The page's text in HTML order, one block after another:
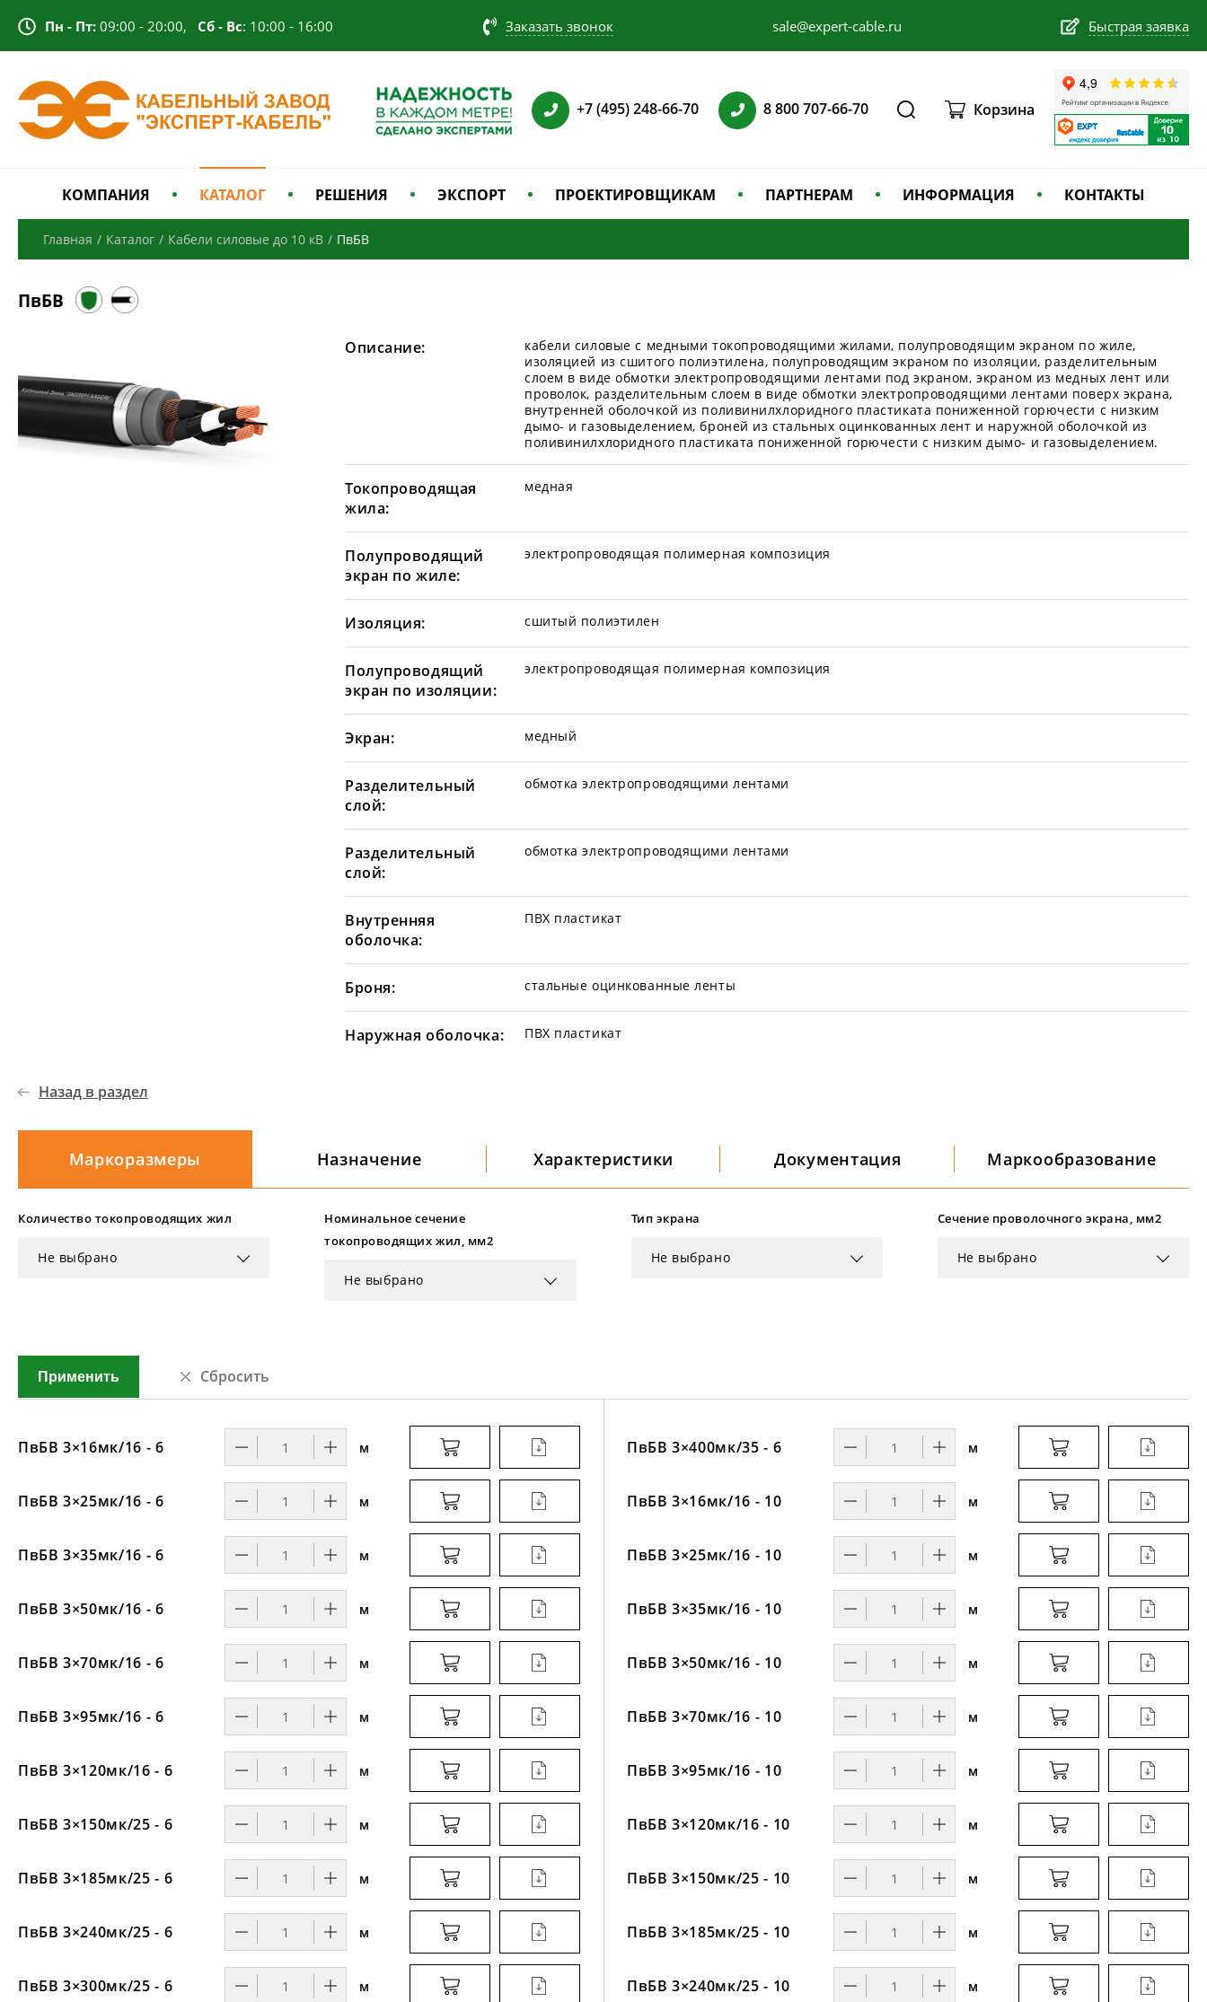
Пн - Пт: 09:00 - 20:00, Сб - Вс: 10:00 - 16:00 Заказать звонок sale@expert-cable.ru Быстрая заявка
+7 (495) 248-66-70 8 800 707-66-70 Корзина
КОМПАНИЯ КАТАЛОГ РЕШЕНИЯ ЭКСПОРТ ПРОЕКТИРОВЩИКАМ ПАРТНЕРАМ ИНФОРМАЦИЯ КОНТАКТЫ
Главная / Каталог / Кабели силовые до 10 кВ / ПвБВ
ПвБВ
Описание:
кабели силовые с медными токопроводящими жилами, полупроводящим экраном по жиле,
изоляцией из сшитого полиэтилена, полупроводящим экраном по изоляции, разделительным
слоем в виде обмотки электропроводящими лентами под экраном, экраном из медных лент или
проволок, разделительным слоем в виде обмотки электропроводящими лентами поверх экрана,
внутренней оболочкой из поливинилхлоридного пластиката пониженной горючести с низким
дымо- и газовыделением, броней из стальных оцинкованных лент и наружной оболочкой из
поливинилхлоридного пластиката пониженной горючести с низким дымо- и газовыделением.
Токопроводящая
жила:
медная
Полупроводящий
экран по жиле:
электропроводящая полимерная композиция
Изоляция: сшитый полиэтилен
Полупроводящий
экран по изоляции:
электропроводящая полимерная композиция
Экран: медный
Разделительный
слой:
обмотка электропроводящими лентами
Разделительный
слой:
обмотка электропроводящими лентами
Внутренняя
оболочка:
ПВХ пластикат
Броня: стальные оцинкованные ленты
Наружная оболочка: ПВХ пластикат
Назад в раздел
Маркоразмеры Назначение Характеристики Документация Маркообразование
Количество токопроводящих жил
Не выбрано
Номинальное сечение
токопроводящих жил, мм2
Не выбрано
Тип экрана
Не выбрано
Сечение проволочного экрана, мм2
Не выбрано
Применить Сбросить
ПвБВ 3×16мк/16 - 6 м
ПвБВ 3×25мк/16 - 6 м
ПвБВ 3×35мк/16 - 6 м
ПвБВ 3×50мк/16 - 6 м
ПвБВ 3×70мк/16 - 6 м
ПвБВ 3×95мк/16 - 6 м
ПвБВ 3×120мк/16 - 6 м
ПвБВ 3×150мк/25 - 6 м
ПвБВ 3×185мк/25 - 6 м
ПвБВ 3×240мк/25 - 6 м
ПвБВ 3×300мк/25 - 6 м
ПвБВ 3×400мк/35 - 6 м
ПвБВ 3×16мк/16 - 10 м
ПвБВ 3×25мк/16 - 10 м
ПвБВ 3×35мк/16 - 10 м
ПвБВ 3×50мк/16 - 10 м
ПвБВ 3×70мк/16 - 10 м
ПвБВ 3×95мк/16 - 10 м
ПвБВ 3×120мк/16 - 10 м
ПвБВ 3×150мк/25 - 10 м
ПвБВ 3×185мк/25 - 10 м
ПвБВ 3×240мк/25 - 10 м